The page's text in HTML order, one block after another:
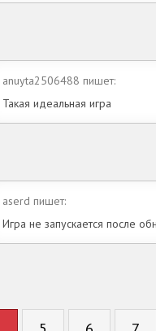
anuyta2506488 пишет:
Такая идеальная игра
aserd пишет:
Игра не запускается после